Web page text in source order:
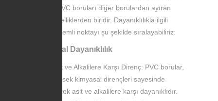
direnç, PVC boruları diğer borulardan ayıran
temel özelliklerden biridir. Dayanıklılıkla ilgili
birkaç önemli noktayı şu şekilde sıralayabiliriz:
Kimyasal Dayanıklılık
Asit ve Alkalilere Karşı Direnç: PVC borular,
yüksek kimyasal dirençleri sayesinde
birçok asit ve alkalilere karşı dayanıklıdır.